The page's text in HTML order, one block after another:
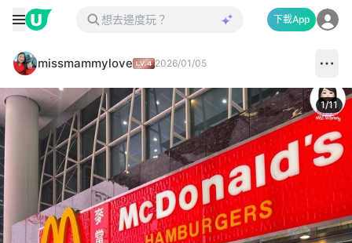
下載App
missmammylove 2026/01/05
1/11